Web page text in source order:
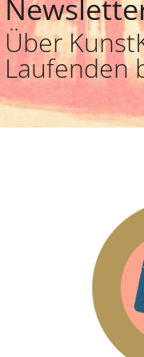
Über
Laufenden